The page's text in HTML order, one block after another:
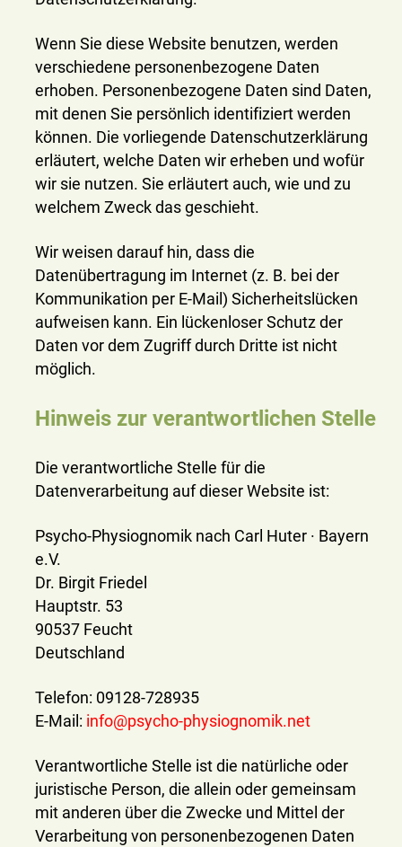
Wenn Sie diese Website benutzen, werden
verschiedene personenbezogene Daten
erhoben. Personenbezogene Daten sind Daten,
mit denen Sie persönlich identifiziert werden
können. Die vorliegende Datenschutzerklärung
erläutert, welche Daten wir erheben und wofür
wir sie nutzen. Sie erläutert auch, wie und zu
welchem Zweck das geschieht.
Wir weisen darauf hin, dass die
Datenübertragung im Internet (z. B. bei der
Kommunikation per E-Mail) Sicherheitslücken
aufweisen kann. Ein lückenloser Schutz der
Daten vor dem Zugriff durch Dritte ist nicht
möglich.
Hinweis zur verantwortlichen Stelle
Die verantwortliche Stelle für die
Datenverarbeitung auf dieser Website ist:
Psycho-Physiognomik nach Carl Huter · Bayern
e.V.
Dr. Birgit Friedel
Hauptstr. 53
90537 Feucht
Deutschland
Telefon: 09128-728935
E-Mail: info@psycho-physiognomik.net
Verantwortliche Stelle ist die natürliche oder
juristische Person, die allein oder gemeinsam
mit anderen über die Zwecke und Mittel der
Verarbeitung von personenbezogenen Daten